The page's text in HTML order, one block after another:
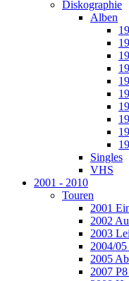
Diskographie
Alben
Singles
VHS
2001 - 2010
Touren
2001
2002
2003
2004/
2005
2007